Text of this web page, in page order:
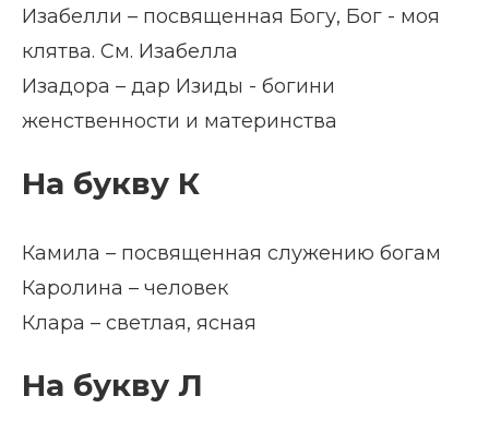
Изабелли – посвященная Богу, Бог - моя
клятва. См. Изабелла
Изадора – дар Изиды - богини
женственности и материнства
На букву К
Камила – посвященная служению богам
Каролина – человек
Клара – светлая, ясная
На букву Л